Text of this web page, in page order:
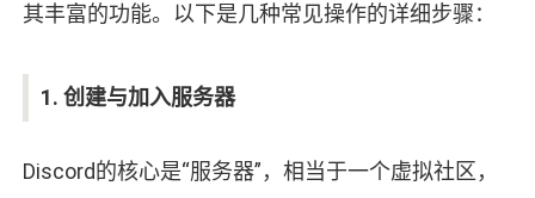
其丰富的功能。以下是几种常见操作的详细步骤：
1. 创建与加入服务器
Discord的核心是“服务器”，相当于一个虚拟社区，